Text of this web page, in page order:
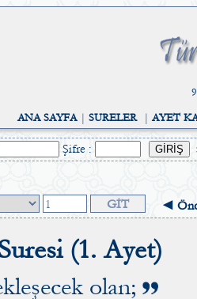
ANA SAYFA| SURELER| AYET
Şifre :
◄
(1. Ayet)
olan;